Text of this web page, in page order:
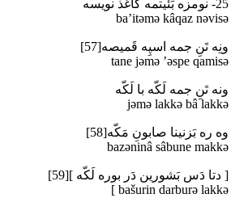
ba’itәmә kâqaz nәvisә
tane jәmә ’әspe qamisә
jәmә lakkә bâ lakkә
bazәninâ sâbune makkә
bašurin darburә lakkә ]